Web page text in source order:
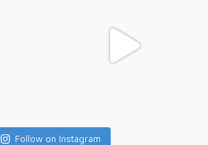
Follow on Instagram